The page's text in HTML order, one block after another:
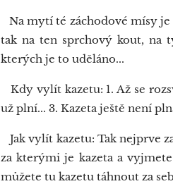
Na mytí té záchodové mísy je
tak na ten sprchový kout, na
kterých je to uděláno...
Kdy vylít kazetu: 1. Až se
už plní... 3. Kazeta ještě není
Jak vylít kazetu: Tak nejprve
za kterými je kazeta a
můžete tu kazetu táhnout za